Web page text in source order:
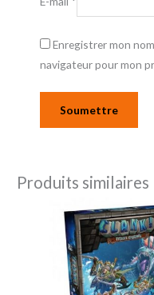
Enregistrer mon
navigateur pour mon
Produits similaires